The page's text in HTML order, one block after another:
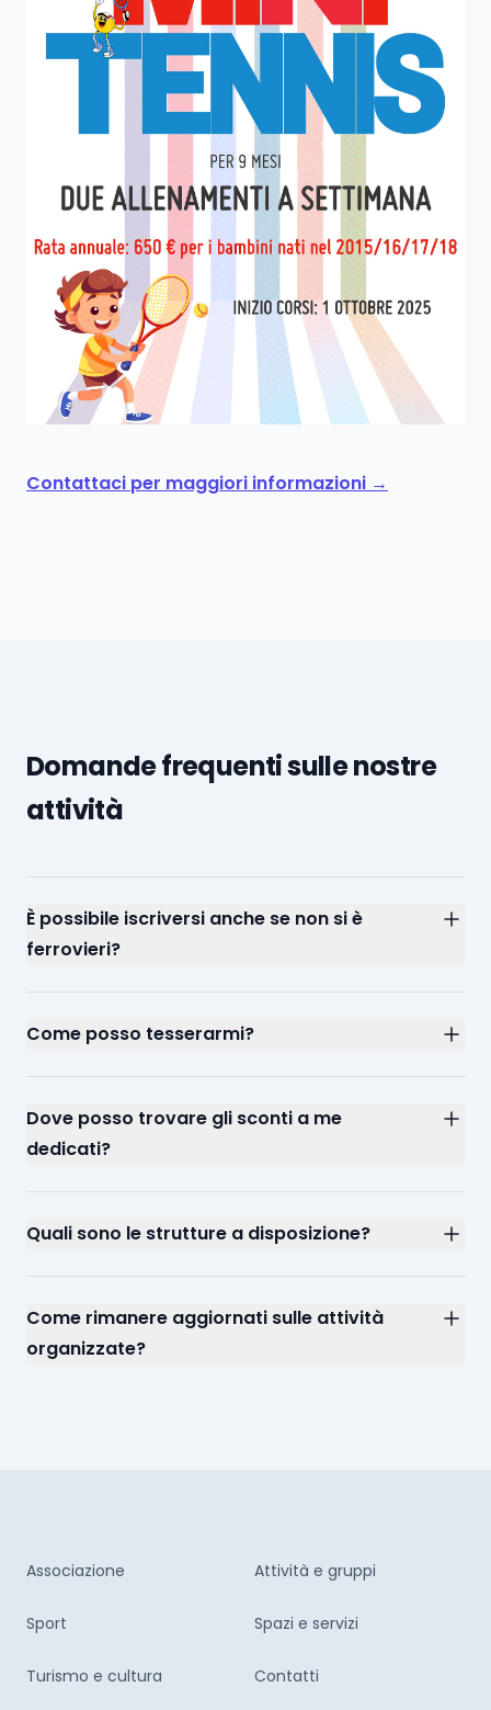
Contattaci per maggiori informazioni →
Domande frequenti sulle nostre
attività
È possibile iscriversi anche se non si è
ferrovieri?
Come posso tesserarmi?
Dove posso trovare gli sconti a me
dedicati?
Quali sono le strutture a disposizione?
Come rimanere aggiornati sulle attività
organizzate?
Associazione
Sport
Turismo e cultura
Attività e gruppi
Spazi e servizi
Contatti